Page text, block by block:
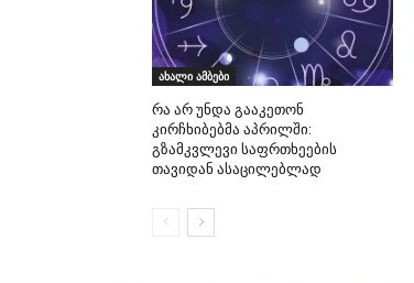
ახალი ამბები
რა არ უნდა გააკეთონ
კირჩხიბებმა აპრილში:
გზამკვლევი საფრთხეების
თავიდან ასაცილებლად